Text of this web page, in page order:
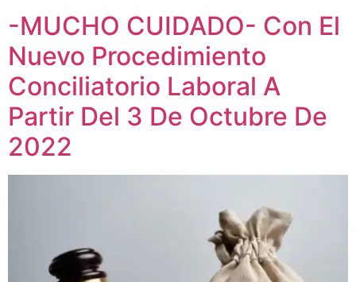
-MUCHO CUIDADO- Con El
Nuevo Procedimiento
Conciliatorio Laboral A
Partir Del 3 De Octubre De
2022